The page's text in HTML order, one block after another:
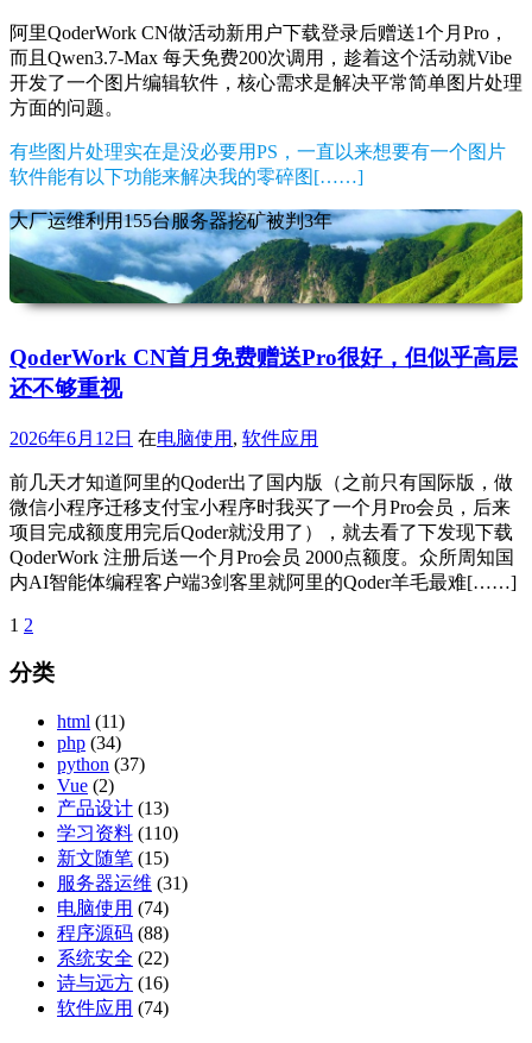
阿里QoderWork CN做活动新用户下载登录后赠送1个月Pro，
而且Qwen3.7-Max 每天免费200次调用，趁着这个活动就Vibe
开发了一个图片编辑软件，核心需求是解决平常简单图片处理
方面的问题。
有些图片处理实在是没必要用PS，一直以来想要有一个图片
软件能有以下功能来解决我的零碎图[……]
大厂运维利用155台服务器挖矿被判3年
QoderWork CN首月免费赠送Pro很好，但似乎高层
还不够重视
2026年6月12日 在电脑使用 , 软件应用
前几天才知道阿里的Qoder出了国内版（之前只有国际版，做
微信小程序迁移支付宝小程序时我买了一个月Pro会员，后来
项目完成额度用完后Qoder就没用了），就去看了下发现下载
QoderWork 注册后送一个月Pro会员 2000点额度。众所周知国
内AI智能体编程客户端3剑客里就阿里的Qoder羊毛最难[……]
文
章
1 2
分类
html (11)
php (34)
python (37)
Vue (2)
产品设计 (13)
学习资料 (110)
新文随笔 (15)
服务器运维 (31)
电脑使用 (74)
程序源码 (88)
系统安全 (22)
诗与远方 (16)
软件应用 (74)